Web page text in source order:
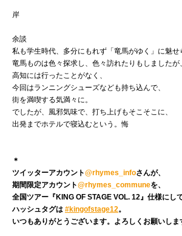
岸
余談
私も学生時代、多分にもれず「竜馬がゆく」に魅せ
竜馬ものは色々探求し、色々訪れたりもしましたが、
高知には行ったことがなく、
今回はランニングシューズなども持ち込んで、
街を満喫する気満々に。
でしたが、風邪気味で、打ち上げもそこそこに、
出発までホテルで寝込むという。悔
＊
ツイッターアカウント@rhymes_infoさんが、
期間限定アカウント@rhymes_communeを、
全国ツアー『KING OF STAGE VOL. 12』仕様にし
ハッシュタグは #kingofstage12。
いつもありがとうございます。よろしくお願いしま